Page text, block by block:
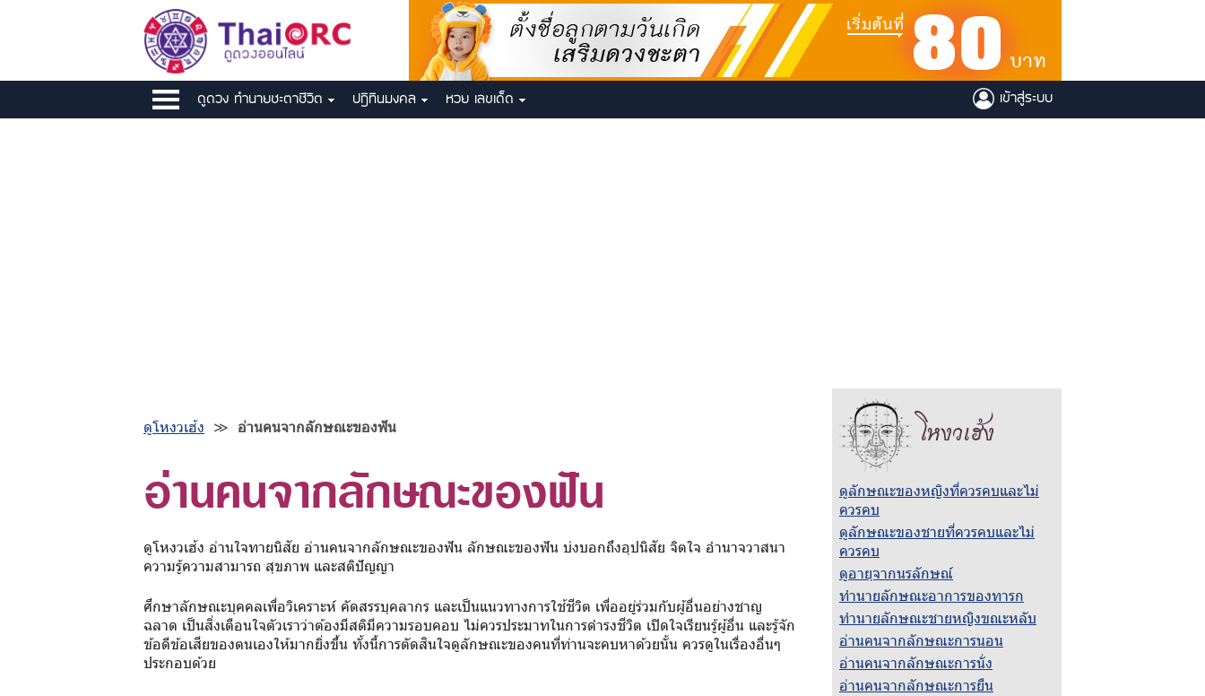
ดูดวง ทำนายชะตาชีวิต ปฎิทินมงคล หวย เลขเด็ด เข้าสู่ระบบ
ดูโหงวเฮ้ง ≫ อ่านคนจากลักษณะของฟัน
อ่านคนจากลักษณะของฟัน
ดูโหงวเฮ้ง อ่านใจทายนิสัย อ่านคนจากลักษณะของฟัน ลักษณะของฟัน บ่งบอกถึงอุปนิสัย จิตใจ อำนาจวาสนา
ความรู้ความสามารถ สุขภาพ และสติปัญญา
ศึกษาลักษณะบุคคลเพื่อวิเคราะห์ คัดสรรบุคลากร และเป็นแนวทางการใช้ชีวิต เพื่ออยู่ร่วมกับผู้อื่นอย่างชาญ
ฉลาด เป็นสิ่งเตือนใจตัวเราว่าต้องมีสติมีความรอบคอบ ไม่ควรประมาทในการดำรงชีวิต เปิดใจเรียนรู้ผู้อื่น และรู้จัก
ข้อดีข้อเสียของตนเองให้มากยิ่งขึ้น ทั้งนี้การตัดสินใจดูลักษณะของคนที่ท่านจะคบหาด้วยนั้น ควรดูในเรื่องอื่นๆ
ประกอบด้วย
โหงวเฮ้ง
ดูลักษณะของหญิงที่ควรคบและไม่
ควรคบ
ดูลักษณะของชายที่ควรคบและไม่
ควรคบ
ดูอายุจากนรลักษณ์
ทำนายลักษณะอาการของทารก
ทำนายลักษณะชายหญิงขณะหลับ
อ่านคนจากลักษณะการนอน
อ่านคนจากลักษณะการนั่ง
อ่านคนจากลักษณะการยืน